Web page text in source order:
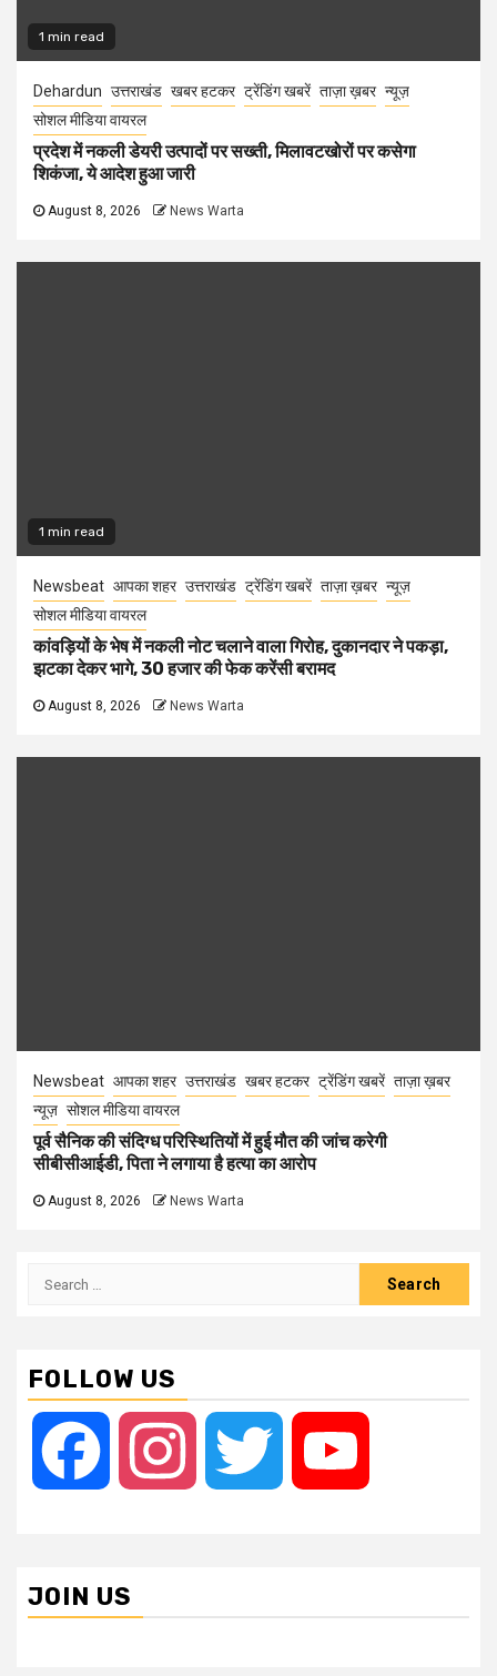
1 min read
Dehardun उत्तराखंड खबर हटकर ट्रेंडिंग खबरें ताज़ा ख़बर न्यूज़
सोशल मीडिया वायरल
प्रदेश में नकली डेयरी उत्पादों पर सख्ती, मिलावटखोरों पर कसेगा
शिकंजा, ये आदेश हुआ जारी
August 8, 2026 News Warta
1 min read
Newsbeat आपका शहर उत्तराखंड ट्रेंडिंग खबरें ताज़ा ख़बर न्यूज़
सोशल मीडिया वायरल
कांवड़ियों के भेष में नकली नोट चलाने वाला गिरोह, दुकानदार ने पकड़ा,
झटका देकर भागे, 30 हजार की फेक करेंसी बरामद
August 8, 2026 News Warta
Newsbeat आपका शहर उत्तराखंड खबर हटकर ट्रेंडिंग खबरें ताज़ा ख़बर
न्यूज़ सोशल मीडिया वायरल
पूर्व सैनिक की संदिग्ध परिस्थितियों में हुई मौत की जांच करेगी
सीबीसीआईडी, पिता ने लगाया है हत्या का आरोप
August 8, 2026 News Warta
Search
FOLLOW US
Facebook Instagram Twitter
JOIN US